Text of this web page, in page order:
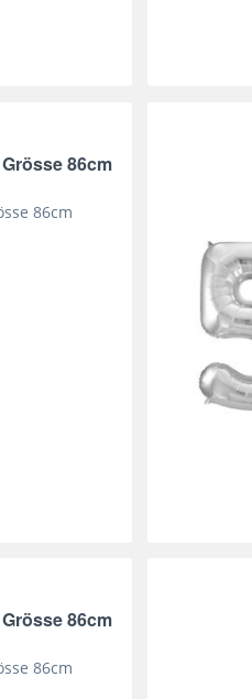
86cm
86cm
86cm
86cm